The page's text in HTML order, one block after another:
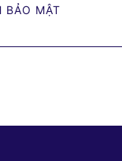
BẢO MẬT